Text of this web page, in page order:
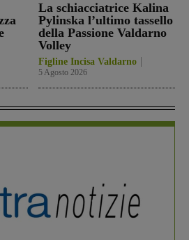
La schiacciatrice Kalina
Pylinska l’ultimo tassello
della Passione Valdarno
Volley
Figline Incisa Valdarno
5 Agosto 2026